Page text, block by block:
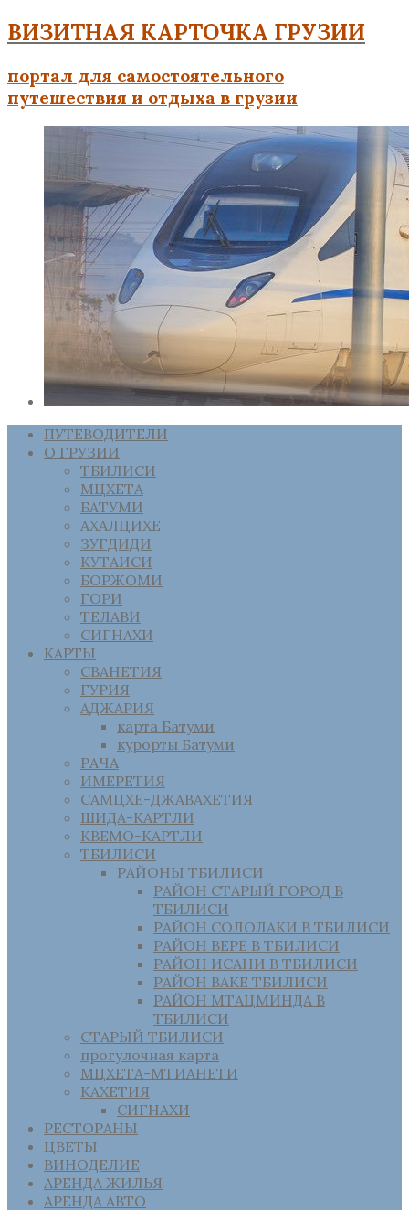
ВИЗИТНАЯ КАРТОЧКА ГРУЗИИ
портал для самостоятельного
путешествия и отдыха в грузии
ПУТЕВОДИТЕЛИ
О ГРУЗИИ
ТБИЛИСИ
МЦХЕТА
БАТУМИ
АХАЛЦИХЕ
ЗУГДИДИ
КУТАИСИ
БОРЖОМИ
ГОРИ
ТЕЛАВИ
СИГНАХИ
КАРТЫ
СВАНЕТИЯ
ГУРИЯ
АДЖАРИЯ
карта Батуми
курорты Батуми
РАЧА
ИМЕРЕТИЯ
САМЦХЕ-ДЖАВАХЕТИЯ
ШИДА-КАРТЛИ
КВЕМО-КАРТЛИ
ТБИЛИСИ
РАЙОНЫ ТБИЛИСИ
РАЙОН СТАРЫЙ ГОРОД В
ТБИЛИСИ
РАЙОН СОЛОЛАКИ В ТБИЛИСИ
РАЙОН ВЕРЕ В ТБИЛИСИ
РАЙОН ИСАНИ В ТБИЛИСИ
РАЙОН ВАКЕ ТБИЛИСИ
РАЙОН МТАЦМИНДА В
ТБИЛИСИ
СТАРЫЙ ТБИЛИСИ
прогулочная карта
МЦХЕТА-МТИАНЕТИ
КАХЕТИЯ
СИГНАХИ
РЕСТОРАНЫ
ЦВЕТЫ
ВИНОДЕЛИЕ
АРЕНДА ЖИЛЬЯ
АРЕНДА АВТО